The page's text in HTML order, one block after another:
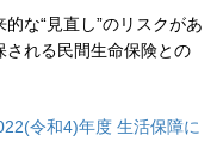
な“見直し”のリスクがあ
される民間生命保険との
令和4)年度 生活保障に